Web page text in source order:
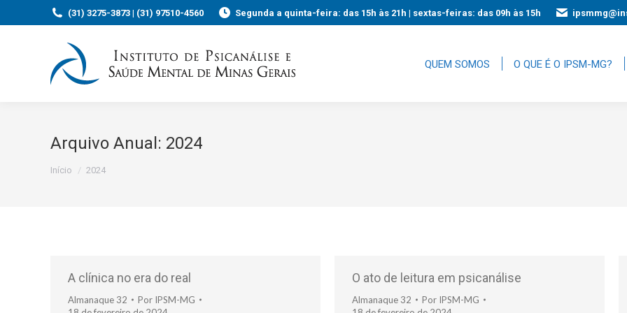
(31) 3275-3873 | (31) 97510-4560 Segunda a quinta-feira: das 15h às 21h | sextas-feiras: das 09h às 15h
QUEM SOMOS O QUE É O IPSM-MG?
Arquivo Anual: 2024
Você está aqui:
Início 2024
A clínica no era do real
Almanaque 32 Por IPSM-MG
O ato de leitura em psicanálise
Almanaque 32 Por IPSM-MG